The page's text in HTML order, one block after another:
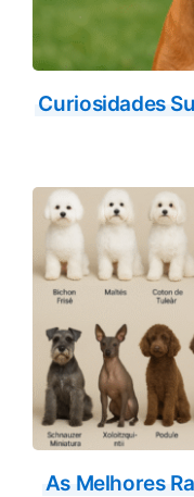
Curiosidades
As Melhores